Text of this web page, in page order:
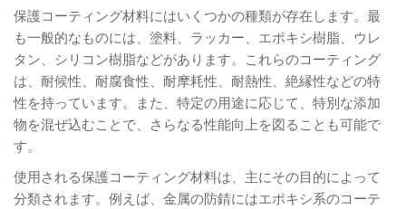
保護コーティング材料にはいくつかの種類が存在します。最
も一般的なものには、塗料、ラッカー、エポキシ樹脂、ウレ
タン、シリコン樹脂などがあります。これらのコーティング
は、耐候性、耐腐食性、耐摩耗性、耐熱性、絶縁性などの特
性を持っています。また、特定の用途に応じて、特別な添加
物を混ぜ込むことで、さらなる性能向上を図ることも可能で
す。
使用される保護コーティング材料は、主にその目的によって
分類されます。例えば、金属の防錆にはエポキシ系のコーテ